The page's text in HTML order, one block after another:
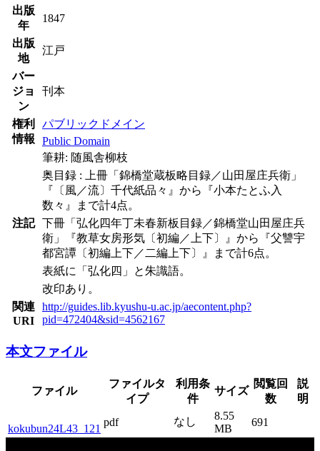
出版
年
1847
出版
地
江戸
バー
ジョ
ン
刊本
権利
情報
パブリックドメイン
Public Domain
注記
筆耕: 随風舎柳枝
奥目録 : 上冊「錦橋堂蔵板略目録／山田屋庄兵衛」
『〔風／流〕千代紙品々』から『小本たとふ入
数々』まで計4点。
下冊「弘化四年丁未春新板目録／錦橋堂山田屋庄兵
衛」『教草女房形気〔初編／上下〕』から『父讐宇
都宮譚〔初編上下／二編上下〕』まで計6点。
表紙に「弘化四」と朱識語。
改印あり。
関連
URI
http://guides.lib.kyushu-u.ac.jp/aecontent.php?
pid=472404&sid=4562167
本文ファイル
ファイル
ファイルタ
イプ
利用条
件
サイズ
閲覧回
数
説
明
kokubun24L43_121
pdf なし
8.55
MB
691